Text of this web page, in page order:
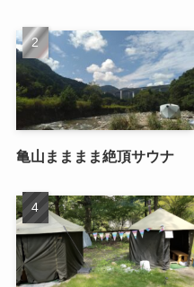
亀山まままま絶頂サウナ